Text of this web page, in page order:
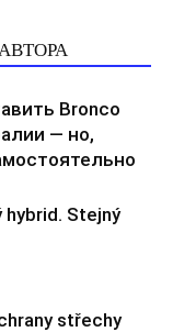
Bronco
— но,
hybrid. Stejný
střechy